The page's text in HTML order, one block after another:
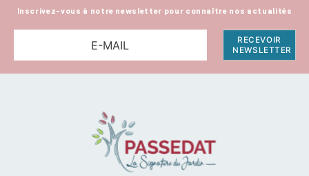
Inscrivez-vous à notre newsletter pour connaître nos actualités